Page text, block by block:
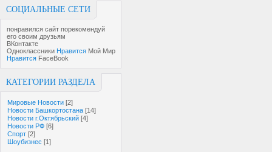
СОЦИАЛЬНЫЕ СЕТИ
понравился сайт порекомендуй
его своим друзьям
ВКонтакте
Одноклассники Нравится Мой Мир
Нравится FaceBook
КАТЕГОРИИ РАЗДЕЛА
Мировые Новости [2]
Новости Башкортостана [14]
Новости г.Октябрьский [4]
Новости РФ [6]
Спорт [2]
Шоубизнес [1]